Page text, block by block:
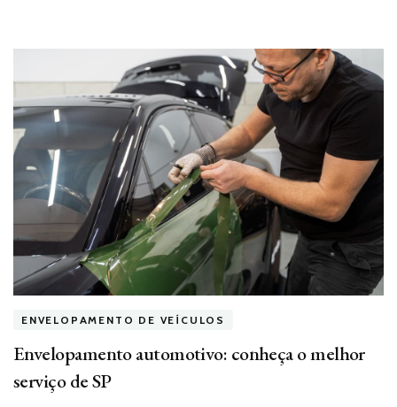
ENVELOPAMENTO DE VEÍCULOS
Envelopamento automotivo: conheça o melhor
serviço de SP